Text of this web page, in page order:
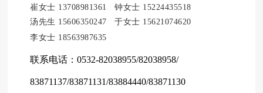
崔女士 13708981361 钟女士 15224435518
汤先生 15606350247 于女士 15621074620
李女士 18563987635
联系电话：0532-82038955/82038958/
83871137/83871131/83884440/83871130